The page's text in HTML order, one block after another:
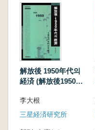
解放後 1950年代의
経済 (解放後1950年
史的背景研究
李大根
三星経済研究所